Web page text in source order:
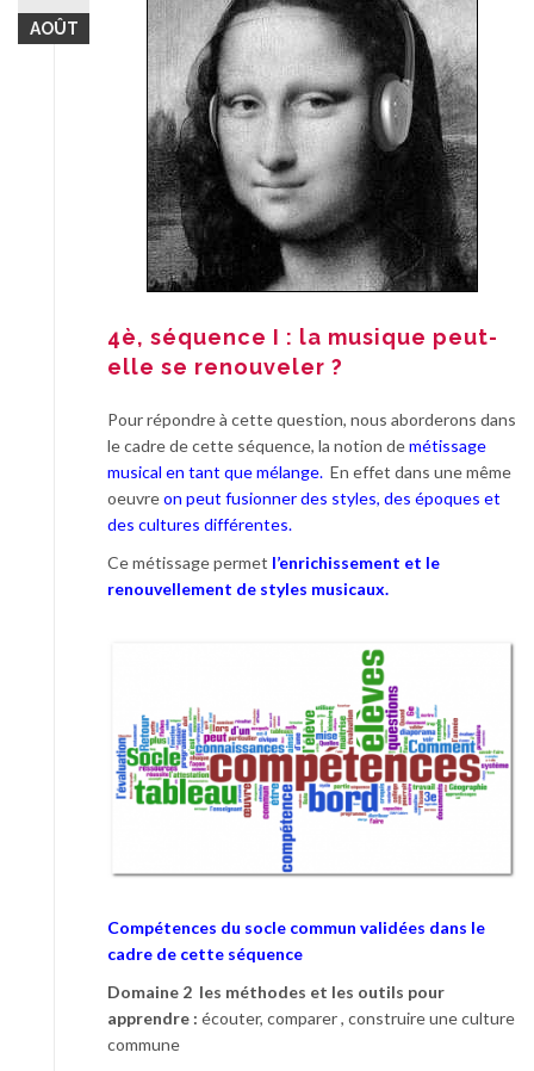
AOÛT
4è, séquence I : la musique peut-
elle se renouveler ?
Pour répondre à cette question, nous aborderons dans
le cadre de cette séquence, la notion demétissage
musical en tant que mélange. En effet dans une même
oeuvreon peut fusionner des styles, des époques et
des cultures différentes.
Ce métissage permet l’enrichissement et le
renouvellement de styles musicaux.
Compétences du socle commun validées dans le
cadre de cette séquence
Domaine 2 les méthodes et les outils pour
apprendre : écouter, comparer , construire une culture
commune